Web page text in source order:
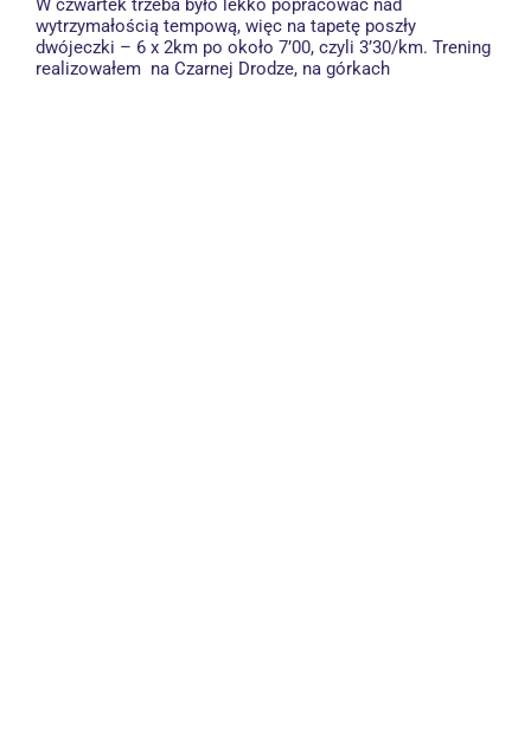
W czwartek trzeba było lekko popracować nad
wytrzymałością tempową, więc na tapetę poszły
dwójeczki – 6 x 2km po około 7’00, czyli 3’30/km. Trening
realizowałem na Czarnej Drodze, na górkach